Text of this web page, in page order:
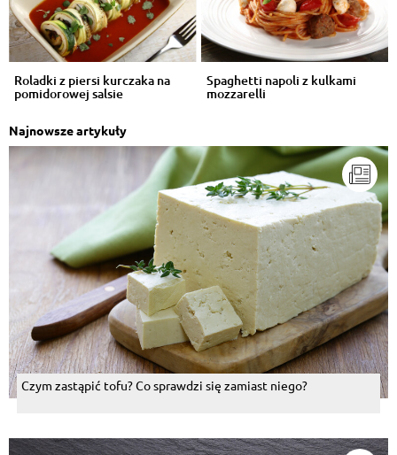
Roladki z piersi kurczaka na
pomidorowej salsie
Spaghetti napoli z kulkami
mozzarelli
Najnowsze artykuły
Czym zastąpić tofu? Co sprawdzi się zamiast niego?